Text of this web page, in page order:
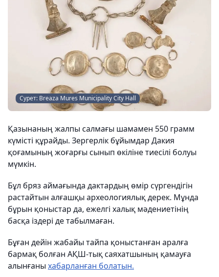
Сурет: Breaza Mures Municipality City Hall
Қазынаның жалпы салмағы шамамен 550 грамм
күмісті құрайды. Зергерлік бұйымдар Дакия
қоғамының жоғарғы сынып өкіліне тиесілі болуы
мүмкін.
Бұл бряз аймағында дактардың өмір сүргендігін
растайтын алғашқы археологиялық дерек. Мұнда
бұрын қоныстар да, ежелгі халық мәдениетінің
басқа іздері де табылмаған.
Бұған дейін жабайы тайпа қоныстанған аралға
бармақ болған АҚШ-тық саяхатшының қамауға
алынғаны хабарланған болатын.